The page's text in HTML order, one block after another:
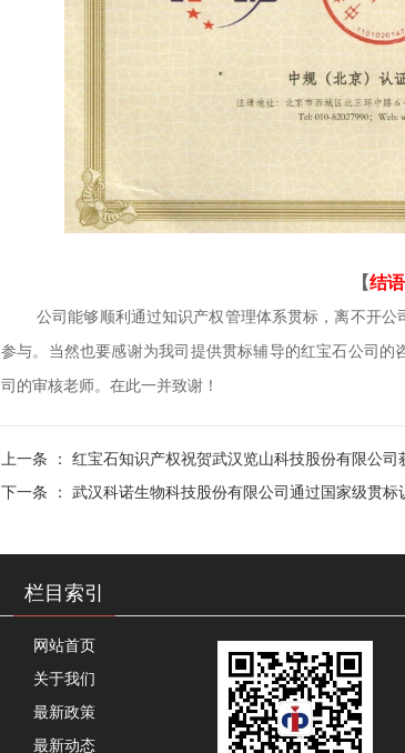
【结语
公司能够顺利通过知识产权管理体系贯标，离不开
参与。当然也要感谢为我司提供贯标辅导的红宝石公司
司的审核老师。在此一并致谢！
上一条 ： 红宝石知识产权祝贺武汉览山科技股份有限公司
下一条 ： 武汉科诺生物科技股份有限公司通过国家级贯标
栏目索引
网站首页
关于我们
最新政策
最新动态